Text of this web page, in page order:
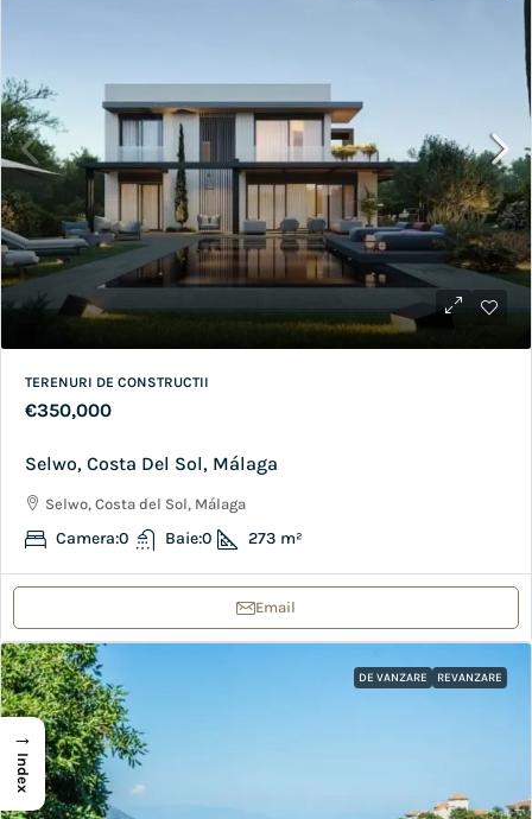
TERENURI DE CONSTRUCTII
€350,000
Selwo, Costa Del Sol, Málaga
Selwo, Costa del Sol, Málaga
Camera:0 Baie:0 273 m²
Email
DE VANZARE REVANZARE
→
Index